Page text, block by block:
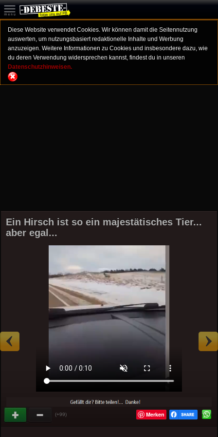
Diese Website verwendet Cookies. Wir können damit die Seitennutzung
auswerten, um nutzungsbasiert redaktionelle Inhalte und Werbung
anzuzeigen. Weitere Informationen zu Cookies und insbesondere dazu, wie
du deren Verwendung widersprechen kannst, findest du in unseren
Datenschutzhinweisen.
Ein Hirsch ist so ein majestätisches Tier...
aber egal...
(+99) Merken